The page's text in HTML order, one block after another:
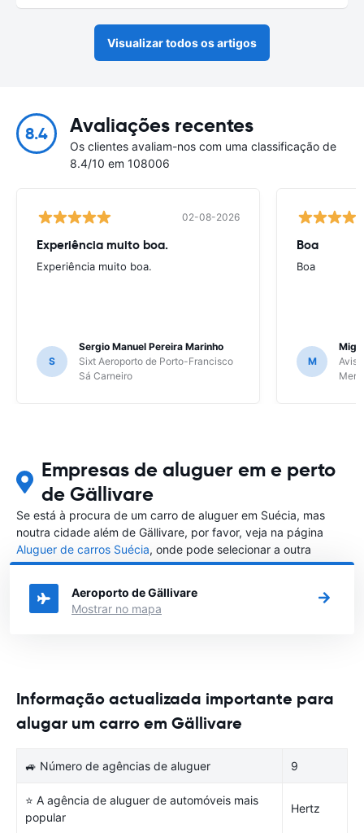
Visualizar todos os artigos
8.4 Avaliações recentes
Os clientes avaliam-nos com uma classificação de
8.4/10 em 108006
02-08-2026
Experiência muito boa.
Experiência muito boa.
S
Sergio Manuel Pereira Marinho
Sixt Aeroporto de Porto-Francisco
Sá Carneiro
Boa
Boa
M
Avis
Empresas de aluguer em e perto
de Gällivare
Se está à procura de um carro de aluguer em Suécia, mas
noutra cidade além de Gällivare, por favor, veja na página
Aluguer de carros Suécia, onde pode selecionar a outra
cidade em Suécia que gostaria de alugar um carro
Aeroporto de Gällivare
Mostrar no mapa
Informação actualizada importante para
alugar um carro em Gällivare
🚙 Número de agências de aluguer 9
⭐ A agência de aluguer de automóveis mais
popular
Hertz